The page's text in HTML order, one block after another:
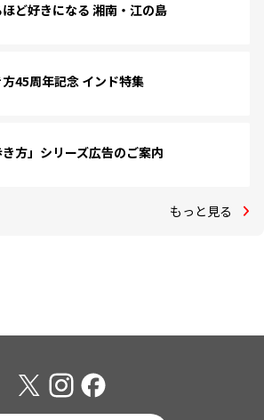
ど好きになる 湘南・江の島
45周年記念 インド特集
き方」シリーズ広告のご案内
もっと見る